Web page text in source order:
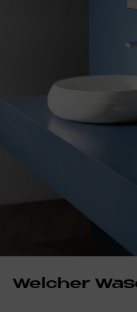
Welcher